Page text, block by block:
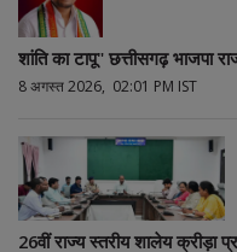
शांति का टापू" छत्तीसगढ़ भाजपा
8 अगस्त 2026, 02:01 PM IST
26वीं राज्य स्तरीय शालेय क्रीड़ा